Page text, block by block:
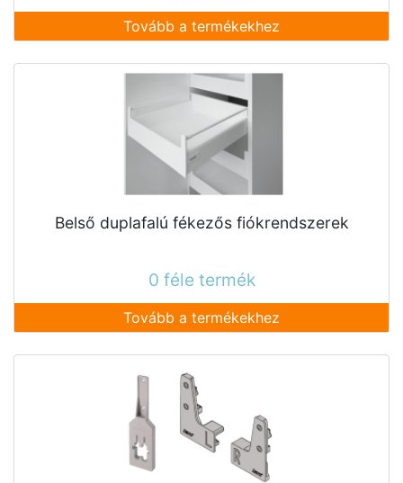
Tovább a termékekhez
Belső duplafalú fékezős fiókrendszerek
0 féle termék
Tovább a termékekhez